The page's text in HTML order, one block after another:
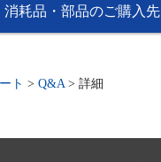
消耗品・部品のご購入先
ト > Q&A > 詳細